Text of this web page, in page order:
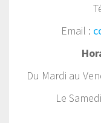
Email :
Du Mardi au
Le